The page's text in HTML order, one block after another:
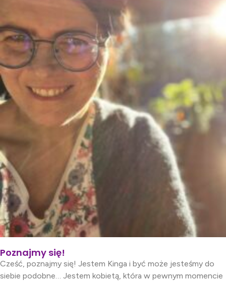
Poznajmy się!
Cześć, poznajmy się! Jestem Kinga i być może jesteśmy do
siebie podobne… Jestem kobietą, która w pewnym momencie